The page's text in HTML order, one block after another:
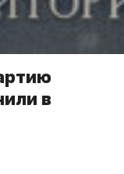
в